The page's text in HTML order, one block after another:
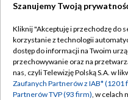
Abonament TVP
Emisja w TVP
Szanujemy Twoją
Kliknij "Akceptuję i przechodzę do
korzystanie z technologii
dostęp do informacji na Twoim
przechowywanie oraz na
nas, czyli Telewizję Polską S.A. w
Zaufanych Partnerów z IAB* (1201
Partnerów TVP (93 firm), w celach